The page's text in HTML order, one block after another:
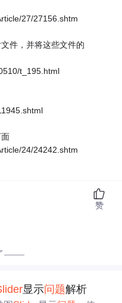
27/27156.shtm
件，并将这些文件的
t_195.html
24/24242.shtm
赞
——
显示问题解析